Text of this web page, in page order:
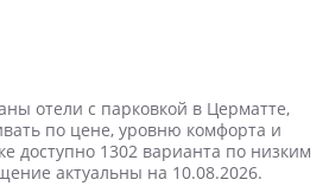
Дорогие
отели с парковкой в Церматте,
по цене, уровню комфорта и
доступно 1302 варианта по низким
актуальны на 10.08.2026.